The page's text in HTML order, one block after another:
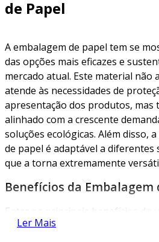
de Papel
A embalagem de papel tem se
das opções mais eficazes e
mercado atual. Este material não
atende às necessidades de
apresentação dos produtos, mas
alinhado com a crescente
soluções ecológicas. Além disso,
de papel é adaptável a diferentes
que a torna extremamente
Benefícios da Embalagem
Entre os principais benefícios da
embalagem de papel, destacam-se:
Ler Mais